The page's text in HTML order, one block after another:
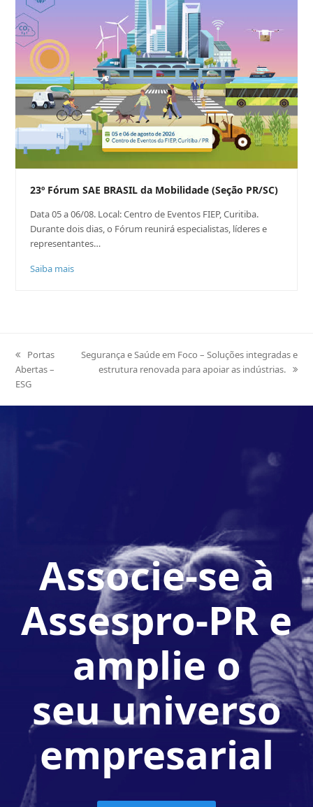
23º Fórum SAE BRASIL da Mobilidade (Seção PR/SC)
Data 05 a 06/08. Local: Centro de Eventos FIEP, Curitiba.
Durante dois dias, o Fórum reunirá especialistas, líderes e
representantes…
Saiba mais
previous
post:
Portas
Abertas –
ESG
next
post:
Segurança e Saúde em Foco – Soluções integradas e
estrutura renovada para apoiar as indústrias.
Associe-se à
Assespro-PR e
amplie o
seu universo
empresarial